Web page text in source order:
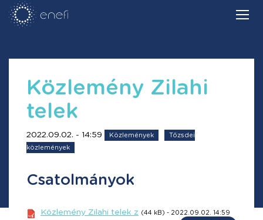
Közlemény Zilahi
telek
2022.09.02. - 14:59 Közlemények
Tőzsdei
közlemények
Csatolmányok
Közlemény Zilahi telek z (44 kB) - 2022.09.02. 14:59